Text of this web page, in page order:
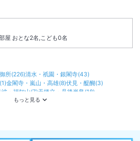
屋 おとな2名,こども0名
所(226)清水・祇園・銀閣寺(43)
(1)金閣寺・嵐山・高雄(8)伏見・醍醐(3)
・福知山(7)天橋立・丹後半島 (18)